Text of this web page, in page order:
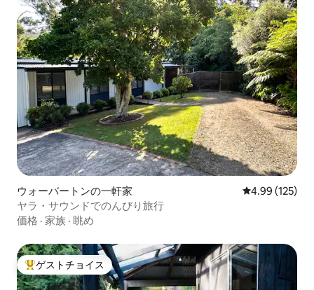
ウォーバートンの一軒家 レビュー125
4.99 (125)
ヤラ・サウンドでのんびり旅行
価格 · 家族 · 眺め
大好評のゲストチョイスです。
ゲストチョイス